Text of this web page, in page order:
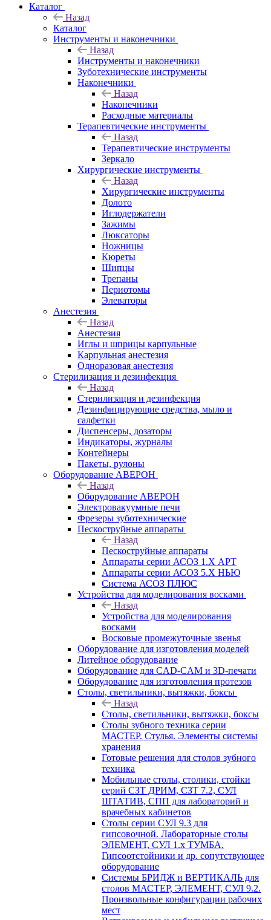
Каталог
Назад
Каталог
Инструменты и наконечники
Назад
Инструменты и наконечники
Зуботехнические инструменты
Наконечники
Назад
Наконечники
Расходные материалы
Терапевтические инструменты
Назад
Терапевтические инструменты
Зеркало
Хирургические инструменты
Назад
Хирургические инструменты
Долото
Иглодержатели
Зажимы
Люксаторы
Ножницы
Кюреты
Шипцы
Трепаны
Периотомы
Элеваторы
Анестезия
Назад
Анестезия
Иглы и шприцы карпульные
Карпульная анестезия
Одноразовая анестезия
Стерилизация и дезинфекция
Назад
Стерилизация и дезинфекция
Дезинфицирующие средства, мыло и
салфетки
Диспенсеры, дозаторы
Индикаторы, журналы
Контейнеры
Пакеты, рулоны
Оборудование АВЕРОН
Назад
Оборудование АВЕРОН
Электровакуумные печи
Фрезеры зуботехнические
Пескоструйные аппараты
Назад
Пескоструйные аппараты
Аппараты серии АСОЗ 1.Х АРТ
Аппараты серии АСОЗ 5.Х НЬЮ
Система АСОЗ ПЛЮС
Устройства для моделирования восками
Назад
Устройства для моделирования
восками
Восковые промежуточные звенья
Оборудование для изготовления моделей
Литейное оборудование
Оборудование для CAD-CAM и 3D-печати
Оборудование для изготовления протезов
Cтолы, светильники, вытяжки, боксы
Назад
Cтолы, светильники, вытяжки, боксы
Столы зубного техника серии
МАСТЕР. Стулья. Элементы системы
хранения
Готовые решения для столов зубного
техника
Мобильные столы, столики, стойки
серий СЗТ ДРИМ, СЗТ 7.2, СУЛ
ШТАТИВ, СПП для лабораторий и
врачебных кабинетов
Столы серии СУЛ 9.3 для
гипсовочной. Лабораторные столы
ЭЛЕМЕНТ, СУЛ 1.х ТУМБА.
Гипсоотстойники и др. сопутствующее
оборудование
Системы БРИДЖ и ВЕРТИКАЛЬ для
столов МАСТЕР, ЭЛЕМЕНТ, СУЛ 9.2.
Произвольные конфигурации рабочих
мест